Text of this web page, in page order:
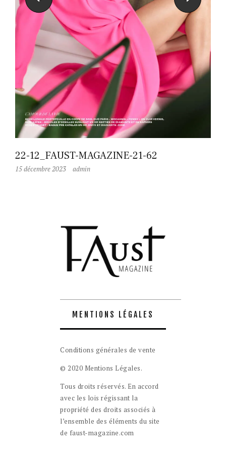
22-12_FAUST-MAGAZINE-21-62
15 décembre 2023 admin
MENTIONS LÉGALES
Conditions générales de vente
© 2020 Mentions Légales.
Tous droits réservés. En accord
avec les lois régissant la
propriété des droits associés à
l’ensemble des éléments du site
de faust-magazine.com